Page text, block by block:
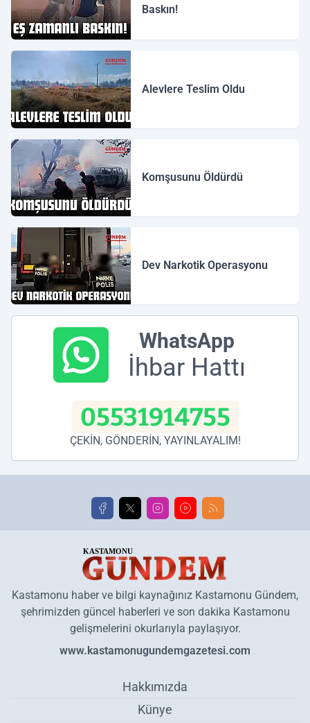
Baskın!
Alevlere Teslim Oldu
Komşusunu Öldürdü
Dev Narkotik Operasyonu
WhatsApp
İhbar Hattı
05531914755
ÇEKİN, GÖNDERİN, YAYINLAYALIM!
Kastamonu haber ve bilgi kaynağınız Kastamonu Gündem,
şehrimizden güncel haberleri ve son dakika Kastamonu
gelişmelerini okurlarıyla paylaşıyor.
www.kastamonugundemgazetesi.com
Hakkımızda
Künye